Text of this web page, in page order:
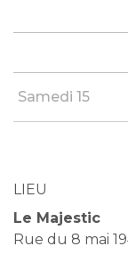
Samedi 15
LIEU
Le Majestic
Rue du 8 mai